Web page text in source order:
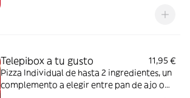
Acompañada de una ración de patatas gajo
Telepibox a tu gusto
11,95 €
Pizza Individual de hasta 2 ingredientes, un
complemento a elegir entre pan de ajo o